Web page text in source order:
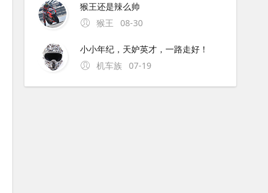
猴王还是辣么帅
猴王
08-30
小小年纪，天妒英才，一路走好！
机车族
07-19